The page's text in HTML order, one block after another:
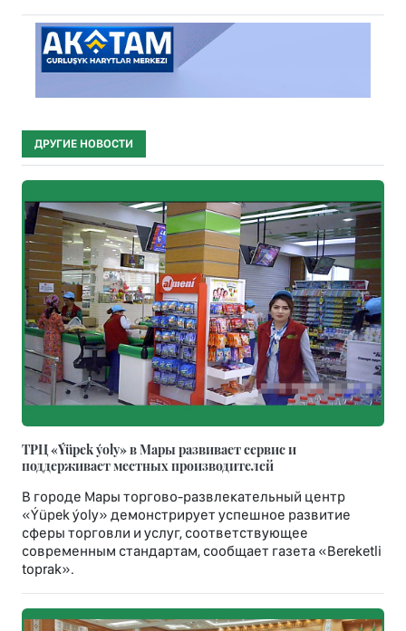
ДРУГИЕ НОВОСТИ
ТРЦ «Ýüpek ýoly» в Мары развивает сервис и
поддерживает местных производителей
В городе Мары торгово-развлекательный центр
«Ýüpek ýoly» демонстрирует успешное развитие
сферы торговли и услуг, соответствующее
современным стандартам, сообщает газета «Bereketli
toprak».